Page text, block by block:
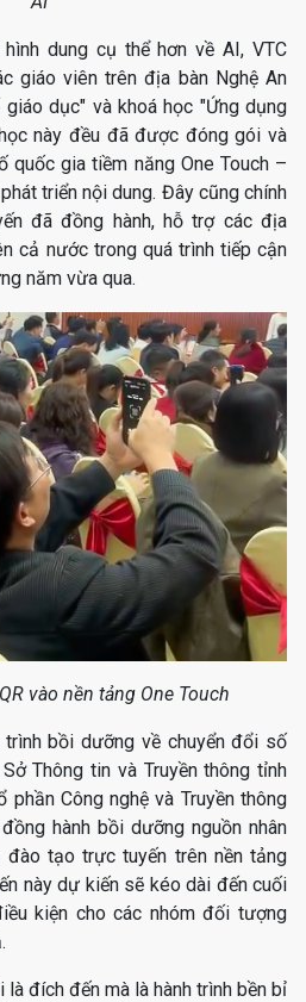
dung cụ thể hơn về AI, VTC
giáo viên trên địa bàn Nghệ An
dục" và khoá học "Ứng dụng
này đều đã được đóng gói và
quốc gia tiềm năng One Touch –
triển nội dung. Đây cũng chính
đã đồng hành, hỗ trợ các địa
cả nước trong quá trình tiếp cận
năm vừa qua.
vào nền tảng One Touch
trình bồi dưỡng về chuyển đổi số
Thông tin và Truyền thông tỉnh
phần Công nghệ và Truyền thông
hành bồi dưỡng nguồn nhân
tạo trực tuyến trên nền tảng
này dự kiến sẽ kéo dài đến cuối
kiện cho các nhóm đối tượng
đích đến mà là hành trình bền bỉ